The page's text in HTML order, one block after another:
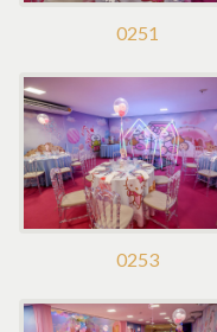
0251
0253